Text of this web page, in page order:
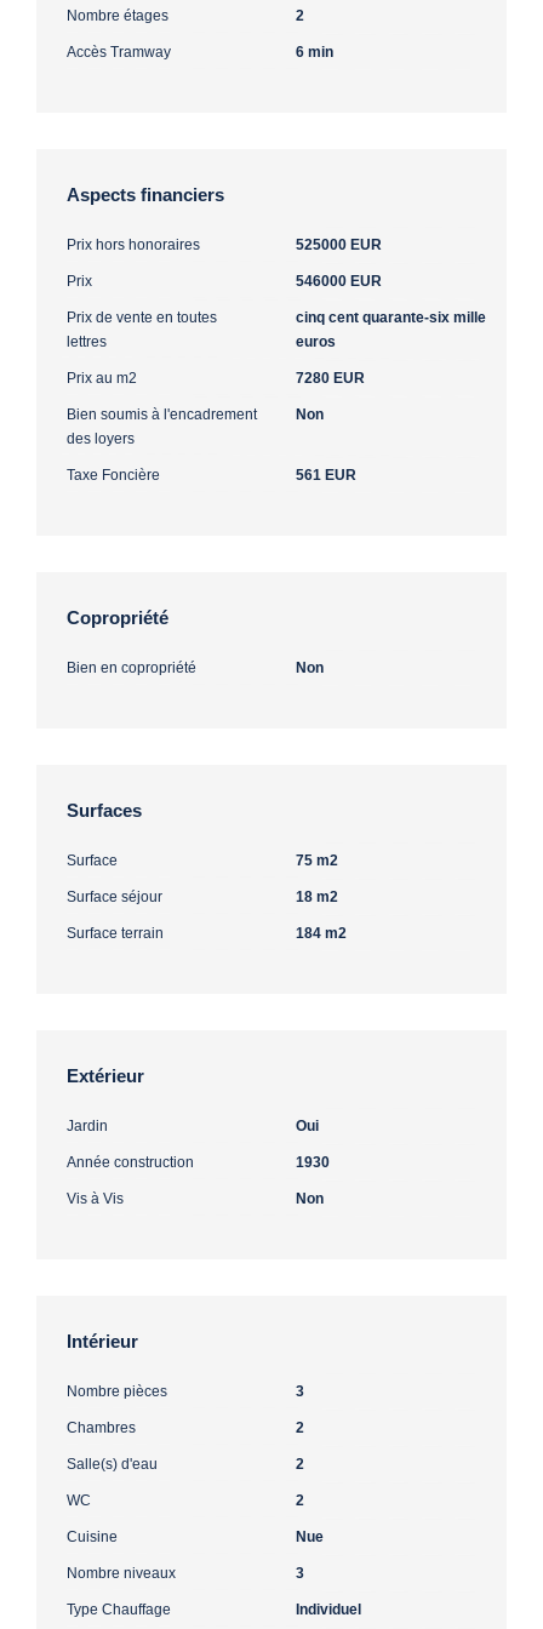
Nombre étages 2
Accès Tramway 6 min
Aspects financiers
Prix hors honoraires 525000 EUR
Prix 546000 EUR
Prix de vente en toutes
lettres
cinq cent quarante-six mille
euros
Prix au m2 7280 EUR
Bien soumis à l'encadrement
des loyers
Non
Taxe Foncière 561 EUR
Copropriété
Bien en copropriété Non
Surfaces
Surface 75 m2
Surface séjour 18 m2
Surface terrain 184 m2
Extérieur
Jardin Oui
Année construction 1930
Vis à Vis Non
Intérieur
Nombre pièces 3
Chambres 2
Salle(s) d'eau 2
WC 2
Cuisine Nue
Nombre niveaux 3
Type Chauffage Individuel